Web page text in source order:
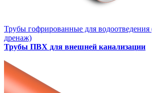
Трубы гофрированные для водоотведения
дренаж)
Трубы ПВХ для внешней канализации